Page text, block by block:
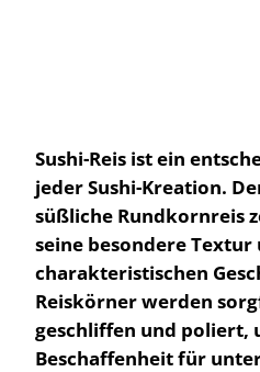
Sushi-Reis ist ein
jeder Sushi-Kreation.
süßliche Rundkornreis
seine besondere Textur
charakteristischen
Reiskörner werden
geschliffen und poliert,
Beschaffenheit für